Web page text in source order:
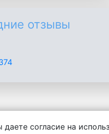
отзывы
сайта не несет
даете согласие на